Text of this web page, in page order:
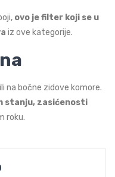
ovo je filter koji se u
iz ove kategorije.
na bočne zidove komore.
stanju, zasićenosti
roku.